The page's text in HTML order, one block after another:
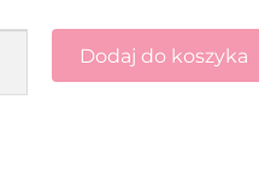
Dodaj do koszyka